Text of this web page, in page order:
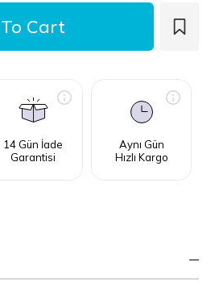
14 Gün İade
Garantisi
Aynı Gün
Hızlı Kargo